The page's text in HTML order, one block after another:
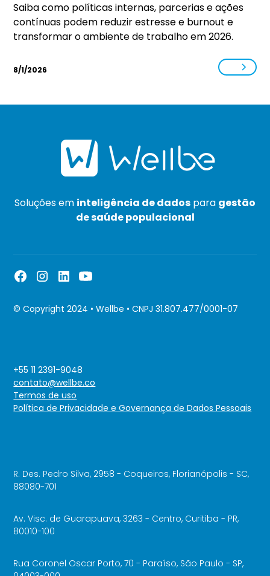
Saiba como políticas internas, parcerias e ações
contínuas podem reduzir estresse e burnout e
transformar o ambiente de trabalho em 2026.
8/1/2026
Soluções em inteligência de dados para gestão
de saúde populacional
© Copyright 2024 • Wellbe • CNPJ 31.807.477/0001-07
Termos de uso
Política de Privacidade e Governança de Dados Pessoais
+55 11 2391-9048
contato@wellbe.co
R. Des. Pedro Silva, 2958 - Coqueiros, Florianópolis - SC,
88080-701
Av. Visc. de Guarapuava, 3263 - Centro, Curitiba - PR,
80010-100
Rua Coronel Oscar Porto, 70 - Paraíso, São Paulo - SP,